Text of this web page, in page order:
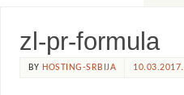
zl-pr-formula
BY HOSTING-SRBIJA 10.03.2017.